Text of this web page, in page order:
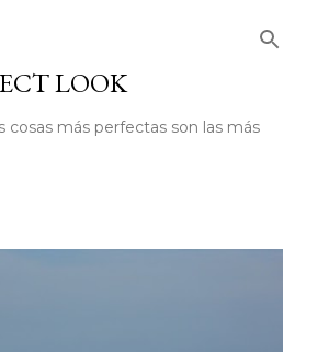
LOOK
cosas más perfectas son las más